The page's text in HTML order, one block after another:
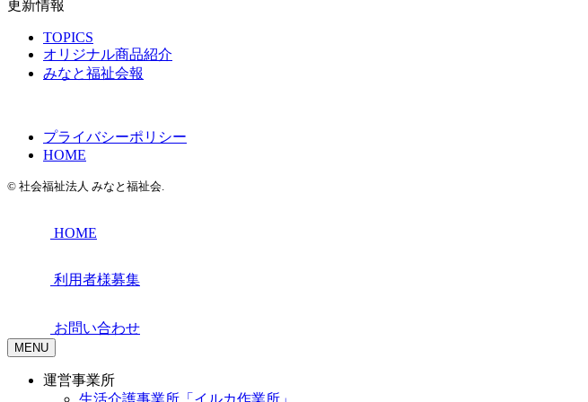
更新情報
TOPICS
オリジナル商品紹介
みなと福祉会報
プライバシーポリシー
HOME
© 社会福祉法人 みなと福祉会.
HOME
利用者様募集
お問い合わせ
MENU
運営事業所
生活介護事業所「イルカ作業所」